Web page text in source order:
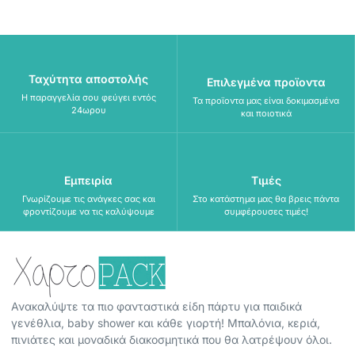
Ταχύτητα αποστολής
Η παραγγελία σου φεύγει εντός
24ωρου
Επιλεγμένα προϊοντα
Τα προϊοντα μας είναι δοκιμασμένα
και ποιοτικά
Εμπειρία
Γνωρίζουμε τις ανάγκες σας και
φροντίζουμε να τις καλύψουμε
Τιμές
Στο κατάστημα μας θα βρεις πάντα
συμφέρουσες τιμές!
Ανακαλύψτε τα πιο φανταστικά είδη πάρτυ για παιδικά
γενέθλια, baby shower και κάθε γιορτή! Μπαλόνια, κεριά,
πινιάτες και μοναδικά διακοσμητικά που θα λατρέψουν όλοι.